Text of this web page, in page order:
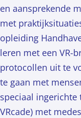
en aansprekende
met
opleiding
leren met een VR-
protocollen uit te
te gaan met
speciaal
VRcade) met